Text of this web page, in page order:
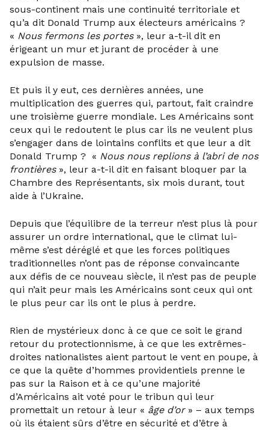
sous-continent mais une continuité territoriale et
qu’a dit Donald Trump aux électeurs américains ?
« Nous fermons les portes », leur a-t-il dit en
érigeant un mur et jurant de procéder à une
expulsion de masse.
Et puis il y eut, ces dernières années, une
multiplication des guerres qui, partout, fait craindre
une troisième guerre mondiale. Les Américains sont
ceux qui le redoutent le plus car ils ne veulent plus
s’engager dans de lointains conflits et que leur a dit
Donald Trump ? « Nous nous replions à l’abri de nos
frontières », leur a-t-il dit en faisant bloquer par la
Chambre des Représentants, six mois durant, tout
aide à l’Ukraine.
Depuis que l’équilibre de la terreur n’est plus là pour
assurer un ordre international, que le climat lui-
même s’est déréglé et que les forces politiques
traditionnelles n’ont pas de réponse convaincante
aux défis de ce nouveau siècle, il n’est pas de peuple
qui n’ait peur mais les Américains sont ceux qui ont
le plus peur car ils ont le plus à perdre.
Rien de mystérieux donc à ce que ce soit le grand
retour du protectionnisme, à ce que les extrêmes-
droites nationalistes aient partout le vent en poupe, à
ce que la quête d’hommes providentiels prenne le
pas sur la Raison et à ce qu’une majorité
d’Américains ait voté pour le tribun qui leur
promettait un retour à leur « âge d’or» – aux temps
où ils étaient sûrs d’être en sécurité et d’être à